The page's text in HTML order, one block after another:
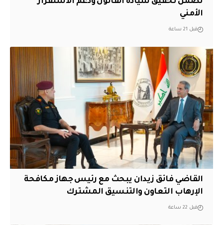
الأمني
قبل 21 ساعة
القاضي فائق زيدان يبحث مع رئيس جهاز مكافحة
الإرهاب التعاون والتنسيق المشترك
قبل 22 ساعة